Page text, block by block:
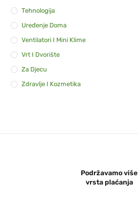
Tehnologija
Uređenje Doma
Ventilatori I Mini Klime
Vrt I Dvorište
Za Djecu
Zdravlje I Kozmetika
Podržavamo više
vrsta plaćanja